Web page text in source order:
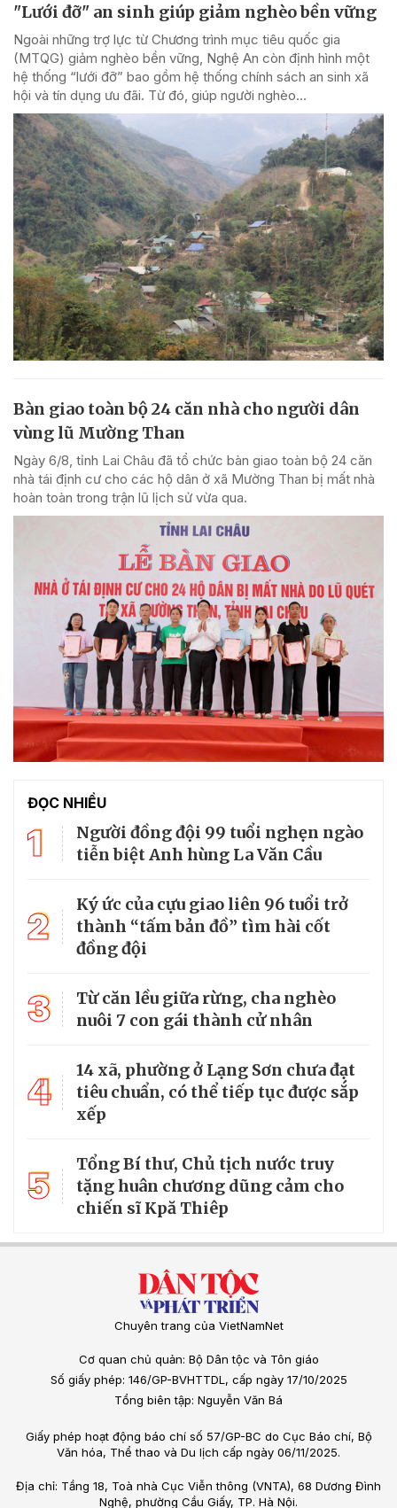
"Lưới đỡ" an sinh giúp giảm nghèo bền vững
Ngoài những trợ lực từ Chương trình mục tiêu quốc gia
(MTQG) giảm nghèo bền vững, Nghệ An còn định hình một
hệ thống “lưới đỡ” bao gồm hệ thống chính sách an sinh xã
hội và tín dụng ưu đãi. Từ đó, giúp người nghèo...
Bàn giao toàn bộ 24 căn nhà cho người dân
vùng lũ Mường Than
Ngày 6/8, tỉnh Lai Châu đã tổ chức bàn giao toàn bộ 24 căn
nhà tái định cư cho các hộ dân ở xã Mường Than bị mất nhà
hoàn toàn trong trận lũ lịch sử vừa qua.
ĐỌC NHIỀU
1
Người đồng đội 99 tuổi nghẹn ngào
tiễn biệt Anh hùng La Văn Cầu
2
Ký ức của cựu giao liên 96 tuổi trở
thành “tấm bản đồ” tìm hài cốt
đồng đội
3
Từ căn lều giữa rừng, cha nghèo
nuôi 7 con gái thành cử nhân
4
14 xã, phường ở Lạng Sơn chưa đạt
tiêu chuẩn, có thể tiếp tục được sắp
xếp
5
Tổng Bí thư, Chủ tịch nước truy
tặng huân chương dũng cảm cho
chiến sĩ Kpă Thiêp
Chuyên trang của VietNamNet
Cơ quan chủ quản: Bộ Dân tộc và Tôn giáo
Số giấy phép: 146/GP-BVHTTDL, cấp ngày 17/10/2025
Tổng biên tập: Nguyễn Văn Bá
Giấy phép hoạt động báo chí số 57/GP-BC do Cục Báo chí, Bộ
Văn hóa, Thể thao và Du lịch cấp ngày 06/11/2025.
Địa chỉ: Tầng 18, Toà nhà Cục Viễn thông (VNTA), 68 Dương Đình
Nghệ, phường Cầu Giấy, TP. Hà Nội.